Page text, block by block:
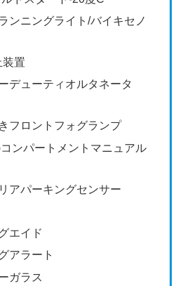
ンニングライト/バイキセノ
装置
デューティオルタネータ
フロントフォグランプ
ンパートメントマニュアル
アパーキングセンサー
エイド
アラート
ガラス